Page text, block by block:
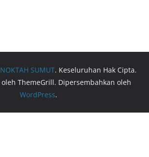
NOKTAH SUMUT. Keseluruhan Hak Cipta.
oleh ThemeGrill. Dipersembahkan oleh
WordPress.